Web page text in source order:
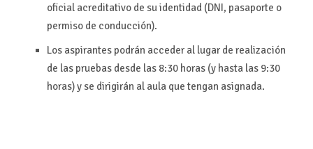
oficial acreditativo de su identidad (DNI, pasaporte o
permiso de conducción).
Los aspirantes podrán acceder al lugar de realización
de las pruebas desde las 8:30 horas (y hasta las 9:30
horas) y se dirigirán al aula que tengan asignada.